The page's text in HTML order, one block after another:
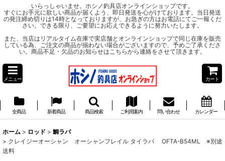
いらっしゃいませ。ホシノ釣具店オンラインショップです。
すぐにお手元に欲しい商品が届くよう、即日発送を心がけております。当日発送
の発注締め切りは14時となっておりますが、お急ぎの方はお電話にてご一報くだ
さい。できる限り、ご要望にお応えできるように努力いたします。
また、当店はリアルタイム在庫で実店舗とオンラインショップで同じ在庫を販売
している為、ご注文の商品が揃わない場合がございますので、予めご了承くださ
い。商品不足・欠品のお知らせはこちらから連絡をさせて頂きます。
メニュー カート
全商品 新着商品 商品検索 ご利用案内 問い合わせ カレンダー
ホーム > ロッド > 鯛ラバ
> クレイジーオーシャン オーシャンフレイル タイラバ OFTA-B54ML ※別途
送料